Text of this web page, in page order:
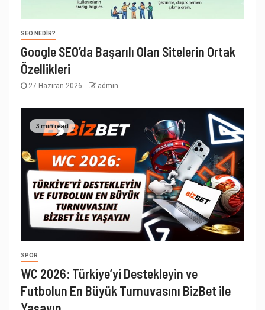
SEO NEDIR?
Google SEO’da Başarılı Olan Sitelerin Ortak
Özellikleri
27 Haziran 2026 admin
3 min read
SPOR
WC 2026: Türkiye’yi Destekleyin ve
Futbolun En Büyük Turnuvasını BizBet ile